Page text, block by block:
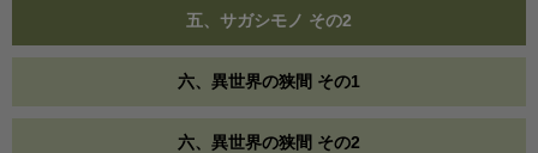
五、サガシモノ その2
六、異世界の狭間 その1
六、異世界の狭間 その2